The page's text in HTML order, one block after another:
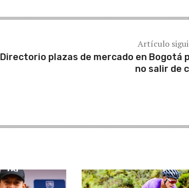
Artículo
Directorio plazas de mercado en Bogotá
no salir de